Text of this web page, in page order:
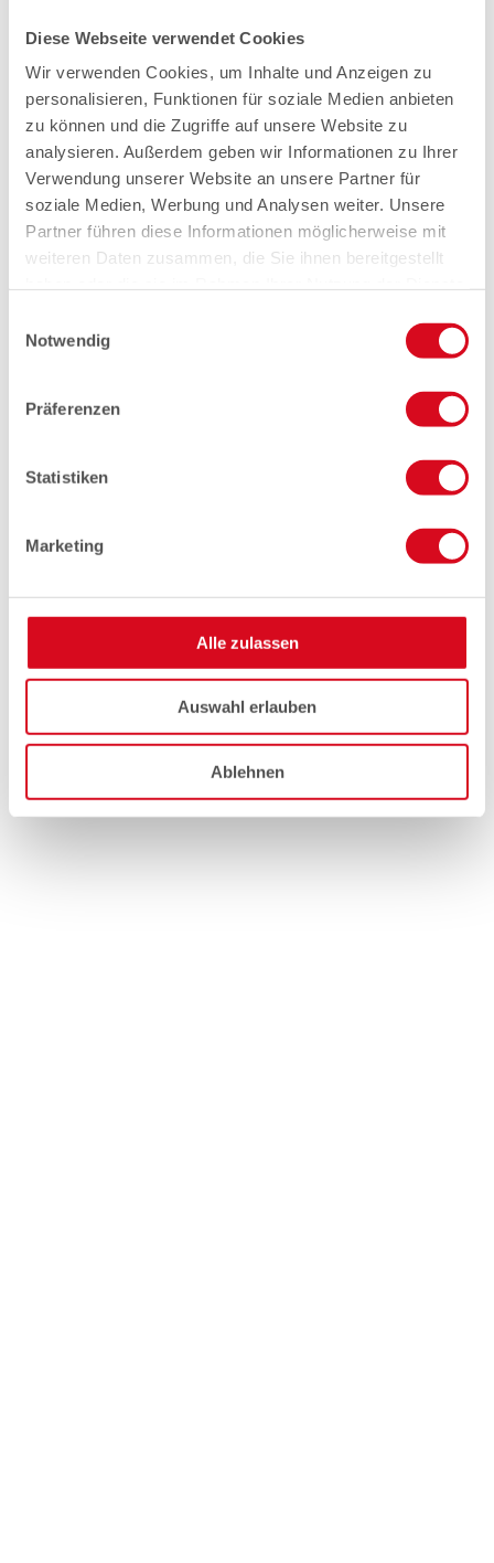
Diese Webseite verwendet Cookies
Wir verwenden Cookies, um Inhalte und Anzeigen zu
personalisieren, Funktionen für soziale Medien anbieten
zu können und die Zugriffe auf unsere Website zu
analysieren. Außerdem geben wir Informationen zu Ihrer
Verwendung unserer Website an unsere Partner für
soziale Medien, Werbung und Analysen weiter. Unsere
Partner führen diese Informationen möglicherweise mit
weiteren Daten zusammen, die Sie ihnen bereitgestellt
Notwendig
Präferenzen
Statistiken
Marketing
Alle zulassen
Auswahl erlauben
Ablehnen